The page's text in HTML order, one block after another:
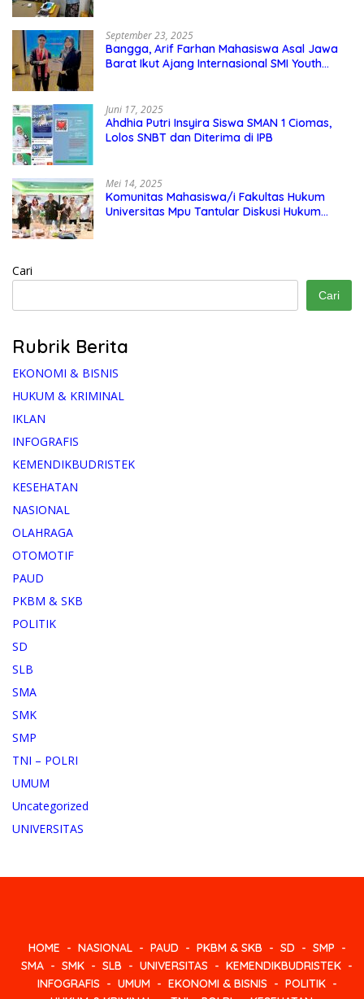
September 23, 2025
Bangga, Arif Farhan Mahasiswa Asal Jawa
Barat Ikut Ajang Internasional SMI Youth
Juni 17, 2025
Ahdhia Putri Insyira Siswa SMAN 1 Ciomas,
Lolos SNBT dan Diterima di IPB
Mei 14, 2025
Komunitas Mahasiswa/i Fakultas Hukum
Universitas Mpu Tantular Diskusi Hukum
Cari
Cari
Rubrik Berita
EKONOMI & BISNIS
HUKUM & KRIMINAL
IKLAN
INFOGRAFIS
KEMENDIKBUDRISTEK
KESEHATAN
NASIONAL
OLAHRAGA
OTOMOTIF
PAUD
PKBM & SKB
POLITIK
SD
SLB
SMA
SMK
SMP
TNI – POLRI
UMUM
Uncategorized
UNIVERSITAS
HOME NASIONAL PAUD PKBM & SKB SD
SMP
SMA
SMK SLB UNIVERSITAS
KEMENDIKBUDRISTEK
INFOGRAFIS
UMUM EKONOMI & BISNIS
POLITIK